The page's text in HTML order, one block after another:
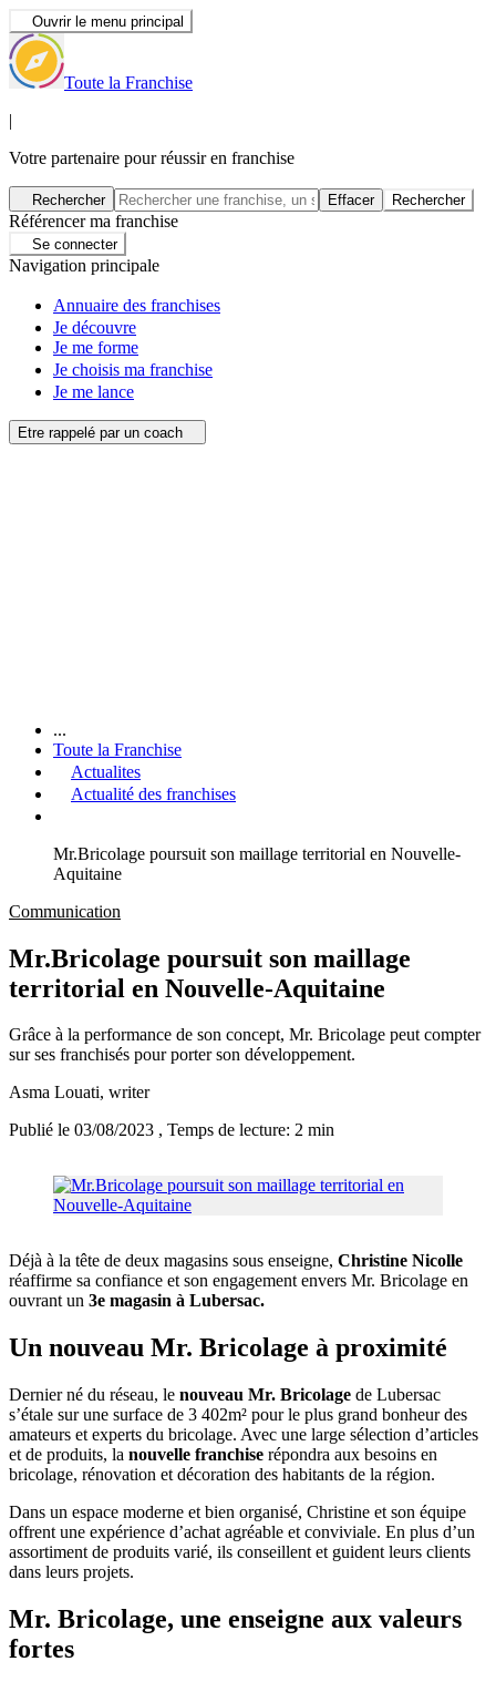
Ouvrir le menu principal
Toute la Franchise
|
Votre partenaire pour réussir en franchise
Rechercher Effacer Rechercher
Référencer ma franchise
Se connecter
Navigation principale
Annuaire des franchises
Je découvre
Je me forme
Je choisis ma franchise
Je me lance
Etre rappelé par un coach
...
Toute la Franchise
Actualites
Actualité des franchises
Mr.Bricolage poursuit son maillage territorial en Nouvelle-
Aquitaine
Communication
Mr.Bricolage poursuit son maillage
territorial en Nouvelle-Aquitaine
Grâce à la performance de son concept, Mr. Bricolage peut compter
sur ses franchisés pour porter son développement.
Asma Louati, writer
Publié le 03/08/2023 , Temps de lecture: 2 min
Déjà à la tête de deux magasins sous enseigne, Christine Nicolle
réaffirme sa confiance et son engagement envers Mr. Bricolage en
ouvrant un 3e magasin à Lubersac.
Un nouveau Mr. Bricolage à proximité
Dernier né du réseau, le nouveau Mr. Bricolage de Lubersac
s’étale sur une surface de 3 402m² pour le plus grand bonheur des
amateurs et experts du bricolage. Avec une large sélection d’articles
et de produits, la nouvelle franchise répondra aux besoins en
bricolage, rénovation et décoration des habitants de la région.
Dans un espace moderne et bien organisé, Christine et son équipe
offrent une expérience d’achat agréable et conviviale. En plus d’un
assortiment de produits varié, ils conseillent et guident leurs clients
dans leurs projets.
Mr. Bricolage, une enseigne aux valeurs
fortes